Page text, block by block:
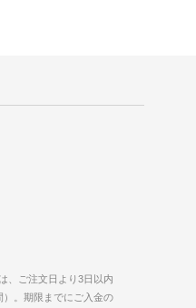
、ご注文日より3日以内
）。期限までにご入金の